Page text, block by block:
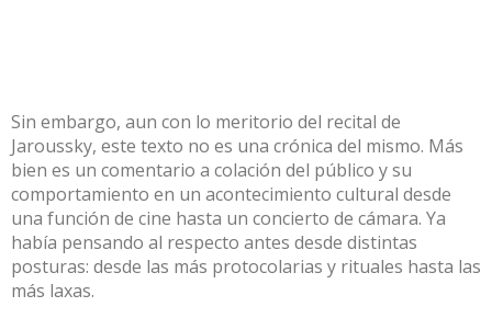
Sin embargo, aun con lo meritorio del recital de
Jaroussky, este texto no es una crónica del mismo. Más
bien es un comentario a colación del público y su
comportamiento en un acontecimiento cultural desde
una función de cine hasta un concierto de cámara. Ya
había pensando al respecto antes desde distintas
posturas: desde las más protocolarias y rituales hasta las
más laxas.